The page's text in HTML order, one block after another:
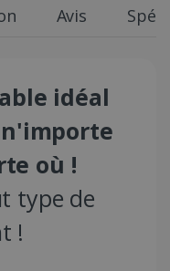
Avis
idéal
où !
type de
!